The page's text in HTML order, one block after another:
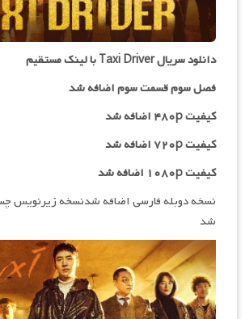
دانلود سریال Taxi Driver با لینک مستقیم
فصل سوم قسمت سوم اضافه شد
کیفیت ۴۸۰p اضافه شد
کیفیت ۷۲۰p
اضافه شد
کیفیت ۱۰۸۰p اضافه شد
نسخه دوبله فارسی اضافه شدنسخه زیرنویس
شد